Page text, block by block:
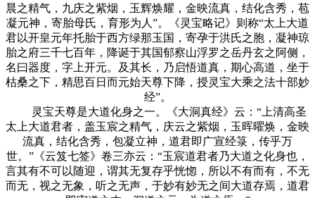
晨之精气，九庆之紫烟，玉辉焕耀，金映流真，结化含秀，苞
凝元神，寄胎母氏，育形为人”。《灵宝略记》则称“太上大道
君以开皇元年托胎于西方绿那玉国，寄孕于洪氏之胞，凝神琼
胎之府三千七百年，降诞于其国郁察山浮罗之岳丹玄之阿侧，
名曰器度，字上开元。及其长，乃启悟道真，期心高道，坐于
枯桑之下，精思百日而元始天尊下降，授灵宝大乘之法十部妙
经”。
灵宝天尊是大道化身之一。《大洞真经》云：“上清高圣
太上大道君者，盖玉宸之精气，庆云之紫烟，玉晖曜焕，金映
流真，结化含秀，包凝立神，道君即广宣经箓，传乎万
世。”《云笈七签》卷三亦云：“玉宸道君者乃大道之化身也，
言其有不可以随迎，谓其无复存乎恍惚，所以不有而有，不无
而无，视之无象，听之无声，于妙有妙无之间大道存焉，道君